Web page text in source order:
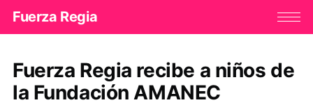
Fuerza Regia
Fuerza Regia recibe a niños de
la Fundación AMANEC